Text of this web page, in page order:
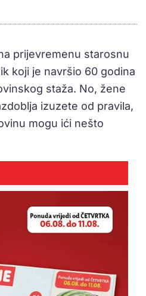
prijevremenu starosnu
koji je navršio 60 godina
staža. No, žene
izuzete od pravila,
mogu ići nešto